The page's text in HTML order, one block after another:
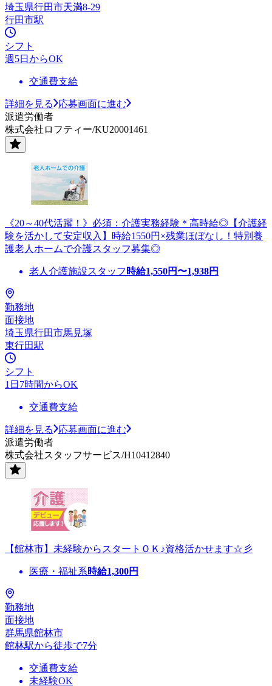
埼玉県行田市天満8-29
行田市駅
シフト
週5日からOK
交通費支給
詳細を見る
応募画面に進む
派遣労働者
株式会社ロフティー/KU20001461
《20～40代活躍！》必須：介護実務経験＊高時給◎【介護経
験を活かして安定収入】時給1550円×残業ほぼなし！特別養
護老人ホームで介護スタッフ募集◎
老人介護施設スタッフ 時給1,550円〜1,938円
勤務地
面接地
埼玉県行田市馬見塚
東行田駅
シフト
1日7時間からOK
交通費支給
詳細を見る
応募画面に進む
派遣労働者
株式会社スタッフサービス/H10412840
【館林市】未経験からスタートＯＫ♪資格活かせます☆彡
医療・福祉系時給1,300円
勤務地
面接地
群馬県館林市
館林駅から徒歩で7分
交通費支給
未経験OK